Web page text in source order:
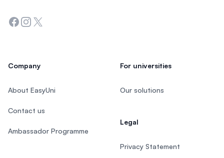
Facebook
Instagram
Twitter
Company
About EasyUni
Contact us
Ambassador Programme
For universities
Our solutions
Legal
Privacy Statement